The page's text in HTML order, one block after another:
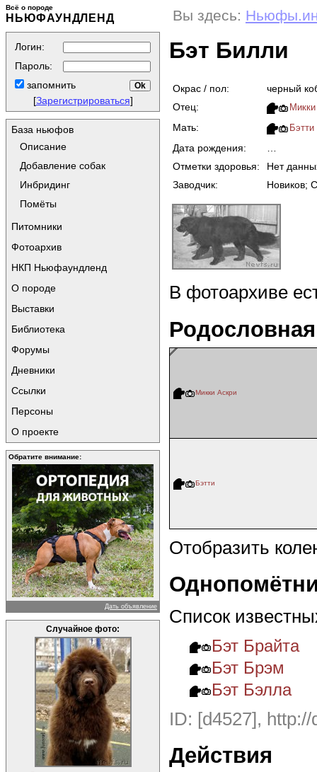
Всё о породе
НЬЮФАУНДЛЕНД
Логин:
Пароль:
запомнить
[Зарегистрироваться]
База ньюфов
Описание
Добавление собак
Инбридинг
Помёты
Питомники
Фотоархив
НКП Ньюфаундленд
О породе
Выставки
Библиотека
Форумы
Дневники
Ссылки
Персоны
О проекте
Обратите внимание:
Дать объявление
Случайное фото:
Вы здесь:
Бэт Билли
Окрас / пол:
черный
Отец:
Мать: Бэтти
Дата рождения:
Отметки здоровья:
Нет
Заводчик:
Новиков;
В фотоархиве
Родословная
Микки Аскри
Бэтти
Отобразить
Список
Бэт Брайта
Бэт Брэм
Бэт Бэлла
ID: [d4527],
Действия